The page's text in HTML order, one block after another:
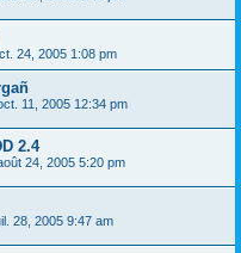
24, 2005 1:08 pm
11, 2005 12:34 pm
2.4
24, 2005 5:20 pm
28, 2005 9:47 am